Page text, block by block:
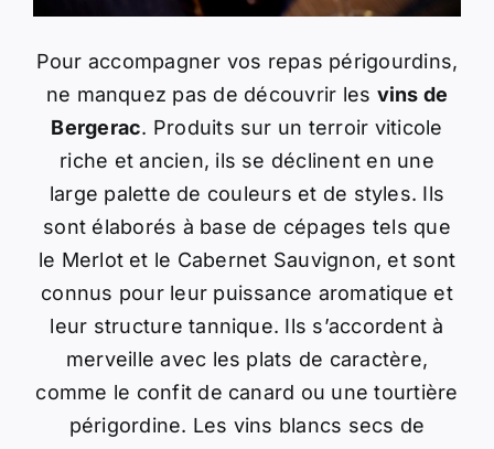
Pour accompagner vos repas périgourdins,
ne manquez pas de découvrir les vins de
Bergerac. Produits sur un terroir viticole
riche et ancien, ils se déclinent en une
large palette de couleurs et de styles. Ils
sont élaborés à base de cépages tels que
le Merlot et le Cabernet Sauvignon, et sont
connus pour leur puissance aromatique et
leur structure tannique. Ils s’accordent à
merveille avec les plats de caractère,
comme le confit de canard ou une tourtière
périgordine. Les vins blancs secs de